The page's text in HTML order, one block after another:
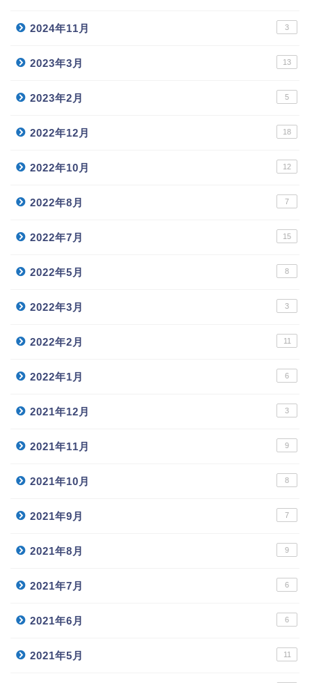
2024年11月 3
2023年3月 13
2023年2月 5
2022年12月 18
2022年10月 12
2022年8月 7
2022年7月 15
2022年5月 8
2022年3月 3
2022年2月 11
2022年1月 6
2021年12月 3
2021年11月 9
2021年10月 8
2021年9月 7
2021年8月 9
2021年7月 6
2021年6月 6
2021年5月 11